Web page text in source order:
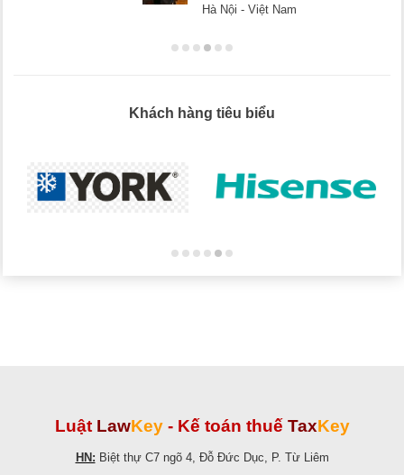
Khách hàng tiêu biểu
Luật LawKey - Kế toán thuế TaxKey
HN: Biệt thự C7 ngõ 4, Đỗ Đức Dục, P. Từ Liêm